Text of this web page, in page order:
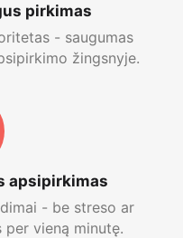
pirkimas
- saugumas
žingsnyje.
apsipirkimas
- be streso ar
vieną minutę.